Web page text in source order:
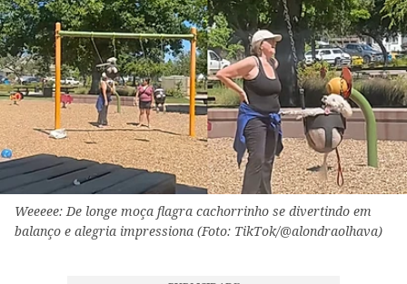
Weeeee: De longe moça flagra cachorrinho se divertindo em
balanço e alegria impressiona (Foto: TikTok/@alondraolhava)